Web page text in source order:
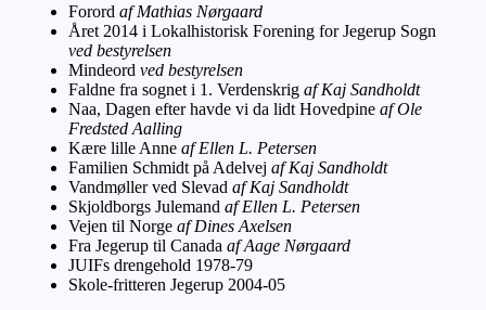
Forordaf Mathias Nørgaard
Året 2014 i Lokalhistorisk Forening for Jegerup Sogn
ved bestyrelsen
Mindeordved bestyrelsen
Faldne fra sognet i 1. Verdenskrigaf Kaj Sandholdt
Naa, Dagen efter havde vi da lidt Hovedpineaf Ole
Fredsted Aalling
Kære lille Anneaf Ellen L. Petersen
Familien Schmidt på Adelvejaf Kaj Sandholdt
Vandmøller ved Slevadaf Kaj Sandholdt
Skjoldborgs Julemandaf Ellen L. Petersen
Vejen til Norgeaf Dines Axelsen
Fra Jegerup til Canada af Aage Nørgaard
JUIFs drengehold 1978-79
Skole-fritteren Jegerup 2004-05